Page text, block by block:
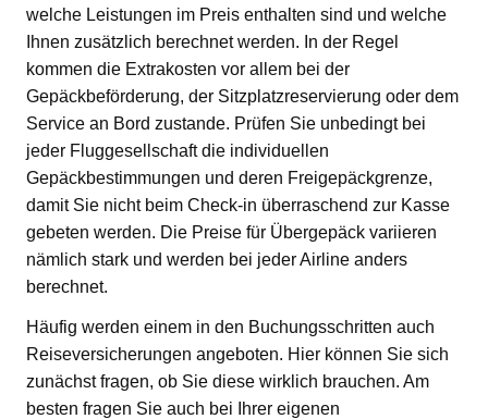
welche Leistungen im Preis enthalten sind und welche
Ihnen zusätzlich berechnet werden. In der Regel
kommen die Extrakosten vor allem bei der
Gepäckbeförderung, der Sitzplatzreservierung oder dem
Service an Bord zustande. Prüfen Sie unbedingt bei
jeder Fluggesellschaft die individuellen
Gepäckbestimmungen und deren Freigepäckgrenze,
damit Sie nicht beim Check-in überraschend zur Kasse
gebeten werden. Die Preise für Übergepäck variieren
nämlich stark und werden bei jeder Airline anders
berechnet.
Häufig werden einem in den Buchungsschritten auch
Reiseversicherungen angeboten. Hier können Sie sich
zunächst fragen, ob Sie diese wirklich brauchen. Am
besten fragen Sie auch bei Ihrer eigenen